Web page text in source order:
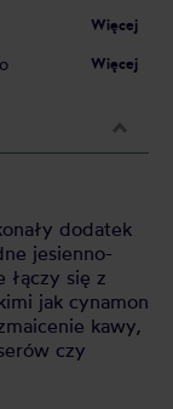
Więcej
Więcej
dodatek
jesienno-
łączy się z
jak cynamon
kawy,
czy